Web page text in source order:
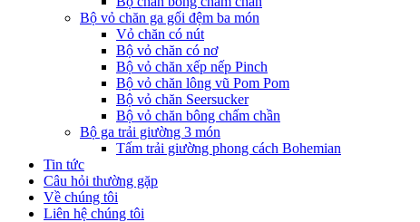
Bộ vỏ chăn ga gối đệm ba món
Vỏ chăn có nút
Bộ vỏ chăn có nơ
Bộ vỏ chăn xếp nếp Pinch
Bộ vỏ chăn lông vũ Pom Pom
Bộ vỏ chăn Seersucker
Bộ vỏ chăn bông chấm chần
Bộ ga trải giường 3 món
Tấm trải giường phong cách Bohemian
Tin tức
Câu hỏi thường gặp
Về chúng tôi
Liên hệ chúng tôi